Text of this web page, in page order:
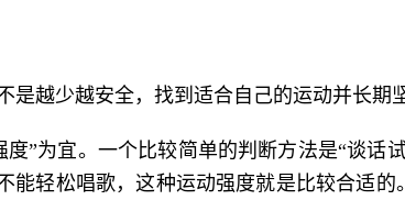
越少越安全，找到适合自己的运动并长期
”为宜。一个比较简单的判断方法是“谈话
能轻松唱歌，这种运动强度就是比较合适